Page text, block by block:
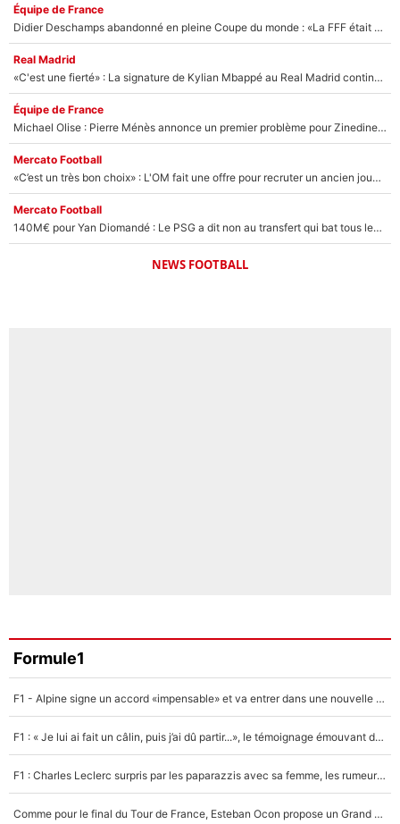
Équipe de France
Didier Deschamps abandonné en pleine Coupe du monde : «La FFF était déjà passée à Zinedine Zidane»
Real Madrid
«C'est une fierté» : La signature de Kylian Mbappé au Real Madrid continue de régaler l'Espagne
Équipe de France
Michael Olise : Pierre Ménès annonce un premier problème pour Zinedine Zidane en équipe de France
Mercato Football
«C’est un très bon choix» : L'OM fait une offre pour recruter un ancien joueur du PSG... et c'est validé dans l'After Foot !
Mercato Football
140M€ pour Yan Diomandé : Le PSG a dit non au transfert qui bat tous les records sur le mercato
NEWS FOOTBALL
Formule1
F1 - Alpine signe un accord «impensable» et va entrer dans une nouvelle dimension : Grande nouvelle pour Pierre Gasly !
F1 : « Je lui ai fait un câlin, puis j’ai dû partir...», le témoignage émouvant de Max Verstappen sur sa fille
F1 : Charles Leclerc surpris par les paparazzis avec sa femme, les rumeurs étaient vraies !
Comme pour le final du Tour de France, Esteban Ocon propose un Grand Prix de Formule 1 à Paris : «Autour de l’Arc de Triomphe, ce serait génial» !